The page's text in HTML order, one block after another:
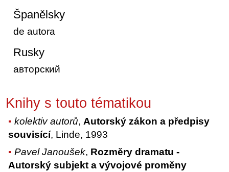
Španělsky
de autora
Rusky
авторский
Knihy s touto tématikou
kolektiv autorů, Autorský zákon a předpisy
souvisící, Linde, 1993
Pavel Janoušek, Rozměry dramatu -
Autorský subjekt a vývojové proměny